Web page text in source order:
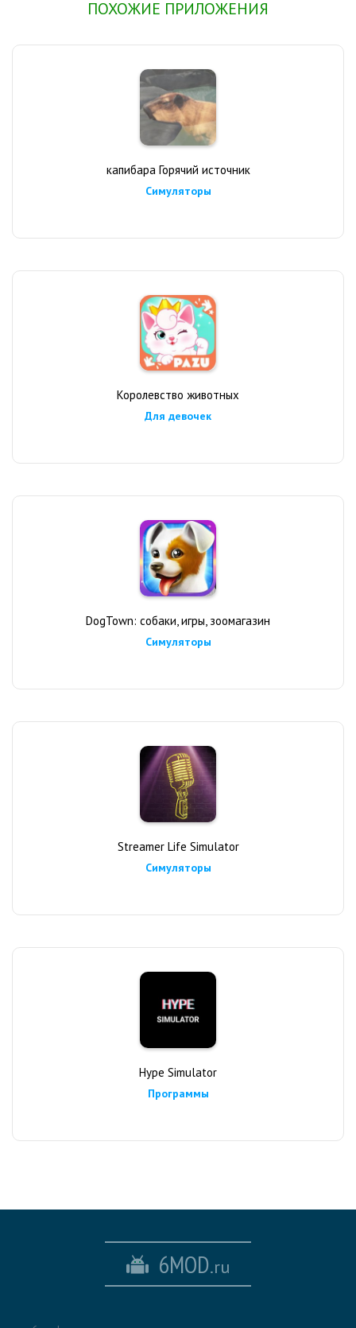
ПОХОЖИЕ ПРИЛОЖЕНИЯ
капибара Горячий источник
Симуляторы
Королевство животных
Для девочек
DogTown: собаки, игры, зоомагазин
Симуляторы
Streamer Life Simulator
Симуляторы
Hype Simulator
Программы
6MOD.ru